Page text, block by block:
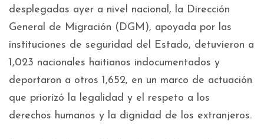
desplegadas ayer a nivel nacional, la Dirección
General de Migración (DGM), apoyada por las
instituciones de seguridad del Estado, detuvieron a
1,023 nacionales haitianos indocumentados y
deportaron a otros 1,652, en un marco de actuación
que priorizó la legalidad y el respeto a los
derechos humanos y la dignidad de los extranjeros.